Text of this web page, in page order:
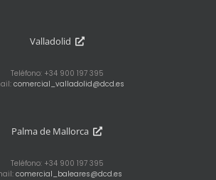
Valladolid
Teléfono: +34 900 197 395
comercial_valladolid@dcd.es
Palma de Mallorca
Teléfono: +34 900 197 395
comercial_baleares@dcd.es